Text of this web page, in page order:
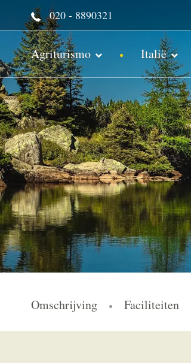
020 - 8890321
Agriturismo Italië
Omschrijving Faciliteiten